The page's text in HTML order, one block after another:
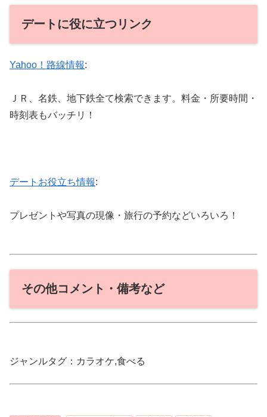
デートに役に立つリンク
Yahoo！路線情報:
ＪＲ、名鉄、地下鉄全て検索できます。料金・所要時間・
時刻表もバッチリ！
デートお役立ち情報:
プレゼントや写真の現像・旅行の予約などいろいろ！
その他コメント・備考など
ジャンルタグ：カラオケ,食べる